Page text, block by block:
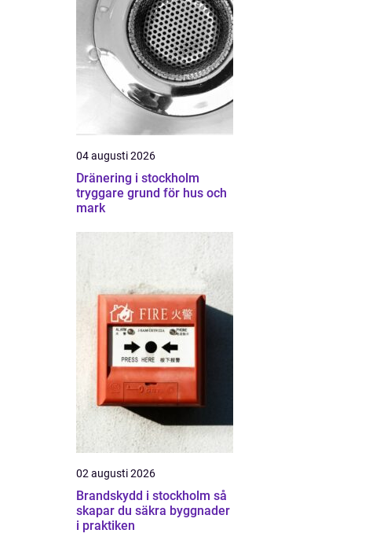
04 augusti 2026
Dränering i stockholm
tryggare grund för hus och
mark
02 augusti 2026
Brandskydd i stockholm så
skapar du säkra byggnader
i praktiken